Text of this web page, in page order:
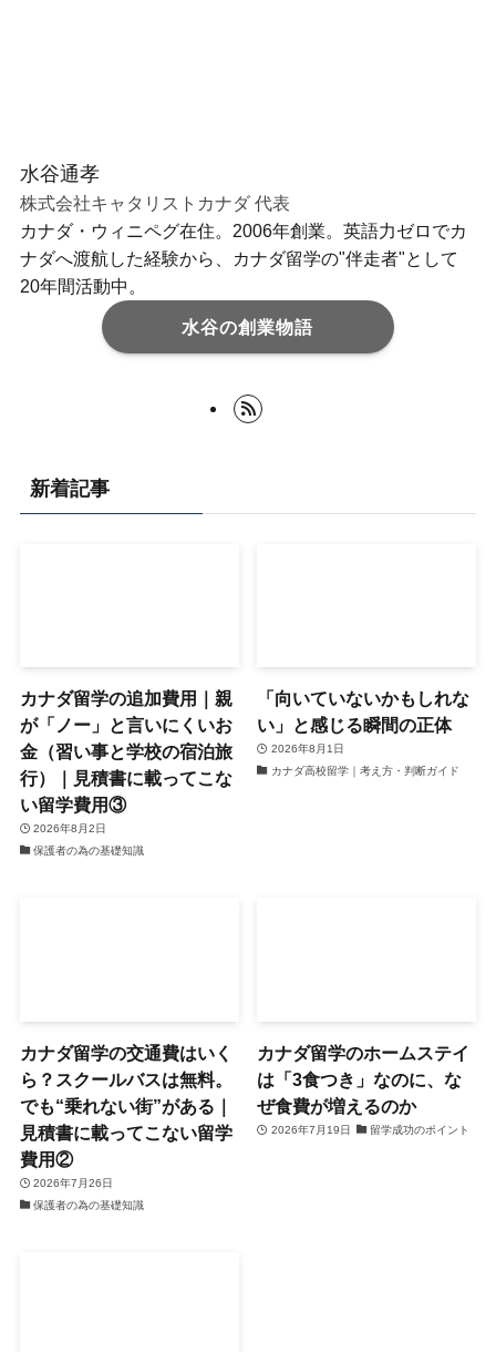
水谷通孝
株式会社キャタリストカナダ 代表
カナダ・ウィニペグ在住。2006年創業。英語力ゼロでカ
ナダへ渡航した経験から、カナダ留学の"伴走者"として
20年間活動中。
水谷の創業物語
新着記事
カナダ留学の追加費用｜親
が「ノー」と言いにくいお
金（習い事と学校の宿泊旅
行）｜見積書に載ってこな
い留学費用③
2026年8月2日
保護者の為の基礎知識
「向いていないかもしれな
い」と感じる瞬間の正体
2026年8月1日
カナダ高校留学｜考え方・判断ガイド
カナダ留学の交通費はいく
ら？スクールバスは無料。
でも“乗れない街”がある｜
見積書に載ってこない留学
費用②
2026年7月26日
保護者の為の基礎知識
カナダ留学のホームステイ
は「3食つき」なのに、な
ぜ食費が増えるのか
2026年7月19日 留学成功のポイント